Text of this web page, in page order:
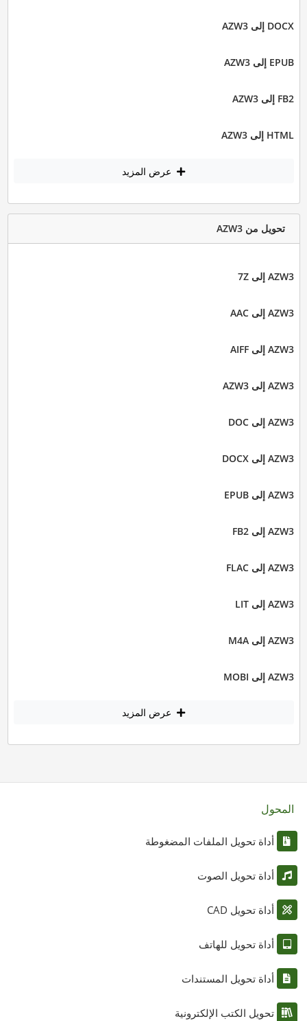
DOCX إلى AZW3
EPUB إلى AZW3
FB2 إلى AZW3
HTML إلى AZW3
عرض المزيد
تحويل من AZW3
AZW3 إلى 7Z
AZW3 إلى AAC
AZW3 إلى AIFF
AZW3 إلى AZW3
AZW3 إلى DOC
AZW3 إلى DOCX
AZW3 إلى EPUB
AZW3 إلى FB2
AZW3 إلى FLAC
AZW3 إلى LIT
AZW3 إلى M4A
AZW3 إلى MOBI
عرض المزيد
المحول
أداة تحويل الملفات المضغوطة
أداة تحويل الصوت
أداة تحويل CAD
أداة تحويل للهاتف
أداة تحويل المستندات
تحويل الكتب الإلكترونية